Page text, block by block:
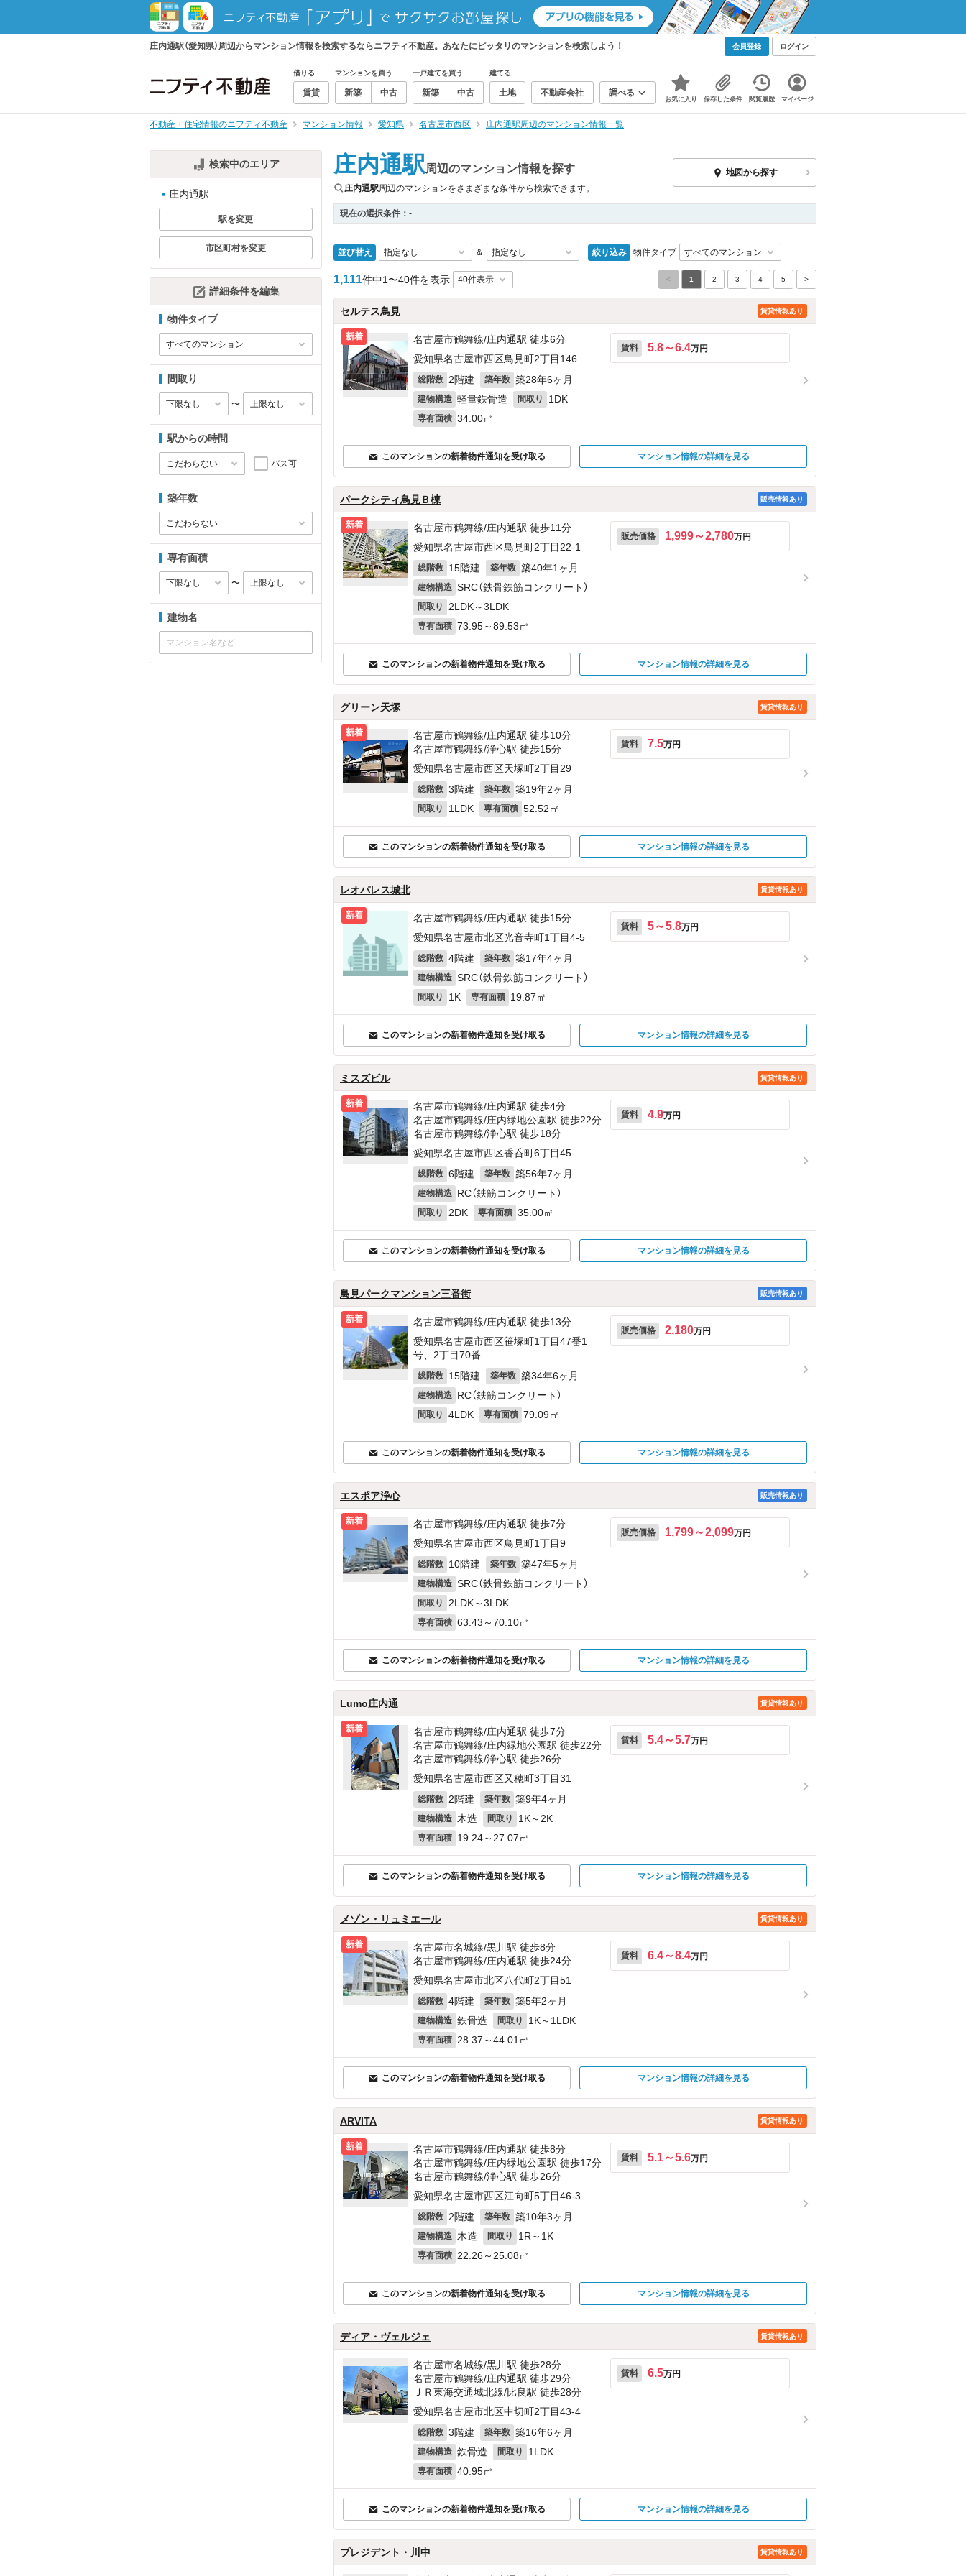
庄内通駅（愛知県）周辺からマンション情報を検索するならニフティ不動産。あなたにピッタリのマンションを検索しよう！ 会員登録 ログイン
借りる
賃貸
マンションを買う
新築 中古
一戸建てを買う
新築 中古
建てる
土地 不動産会社 調べる
お気に入り 保存した条件 閲覧履歴 マイページ
不動産・住宅情報のニフティ不動産 マンション情報 愛知県 名古屋市西区 庄内通駅周辺のマンション情報一覧
検索中のエリア
庄内通駅
駅を変更
市区町村を変更
詳細条件を編集
物件タイプ
間取り
〜
駅からの時間
バス可
築年数
専有面積
〜
建物名
庄内通駅周辺のマンション情報を探す
庄内通駅周辺のマンションをさまざまな条件から検索できます。
地図から探す
現在の選択条件： -
並び替え ＆ 絞り込み 物件タイプ
1,111件中1〜40件を表示 < 1 2 3 4 5 >
セルテス鳥見 賃貸情報あり
新着
名古屋市鶴舞線/庄内通駅 徒歩6分
愛知県名古屋市西区鳥見町2丁目146
総階数 2階建 築年数 築28年6ヶ月
建物構造 軽量鉄骨造 間取り 1DK
専有面積 34.00㎡
賃料 5.8～6.4万円
このマンションの新着物件通知を受け取る マンション情報の詳細を見る
パークシティ鳥見Ｂ棟 販売情報あり
新着
名古屋市鶴舞線/庄内通駅 徒歩11分
愛知県名古屋市西区鳥見町2丁目22‐1
総階数 15階建 築年数 築40年1ヶ月
建物構造 SRC（鉄骨鉄筋コンクリート）
間取り 2LDK～3LDK
専有面積 73.95～89.53㎡
販売価格 1,999～2,780万円
このマンションの新着物件通知を受け取る マンション情報の詳細を見る
グリーン天塚 賃貸情報あり
新着
名古屋市鶴舞線/庄内通駅 徒歩10分
名古屋市鶴舞線/浄心駅 徒歩15分
愛知県名古屋市西区天塚町2丁目29
総階数 3階建 築年数 築19年2ヶ月
間取り 1LDK 専有面積 52.52㎡
賃料 7.5万円
このマンションの新着物件通知を受け取る マンション情報の詳細を見る
レオパレス城北 賃貸情報あり
新着
名古屋市鶴舞線/庄内通駅 徒歩15分
愛知県名古屋市北区光音寺町1丁目4‐5
総階数 4階建 築年数 築17年4ヶ月
建物構造 SRC（鉄骨鉄筋コンクリート）
間取り 1K 専有面積 19.87㎡
賃料 5～5.8万円
このマンションの新着物件通知を受け取る マンション情報の詳細を見る
ミスズビル 賃貸情報あり
新着
名古屋市鶴舞線/庄内通駅 徒歩4分
名古屋市鶴舞線/庄内緑地公園駅 徒歩22分
名古屋市鶴舞線/浄心駅 徒歩18分
愛知県名古屋市西区香呑町6丁目45
総階数 6階建 築年数 築56年7ヶ月
建物構造 RC（鉄筋コンクリート）
間取り 2DK 専有面積 35.00㎡
賃料 4.9万円
このマンションの新着物件通知を受け取る マンション情報の詳細を見る
鳥見パークマンション三番街 販売情報あり
新着
名古屋市鶴舞線/庄内通駅 徒歩13分
愛知県名古屋市西区笹塚町1丁目47番1
号、2丁目70番
総階数 15階建 築年数 築34年6ヶ月
建物構造 RC（鉄筋コンクリート）
間取り 4LDK 専有面積 79.09㎡
販売価格 2,180万円
このマンションの新着物件通知を受け取る マンション情報の詳細を見る
エスポア浄心 販売情報あり
新着
名古屋市鶴舞線/庄内通駅 徒歩7分
愛知県名古屋市西区鳥見町1丁目9
総階数 10階建 築年数 築47年5ヶ月
建物構造 SRC（鉄骨鉄筋コンクリート）
間取り 2LDK～3LDK
専有面積 63.43～70.10㎡
販売価格 1,799～2,099万円
このマンションの新着物件通知を受け取る マンション情報の詳細を見る
Lumo庄内通 賃貸情報あり
新着
名古屋市鶴舞線/庄内通駅 徒歩7分
名古屋市鶴舞線/庄内緑地公園駅 徒歩22分
名古屋市鶴舞線/浄心駅 徒歩26分
愛知県名古屋市西区又穂町3丁目31
総階数 2階建 築年数 築9年4ヶ月
建物構造 木造 間取り 1K～2K
専有面積 19.24～27.07㎡
賃料 5.4～5.7万円
このマンションの新着物件通知を受け取る マンション情報の詳細を見る
メゾン・リュミエール 賃貸情報あり
新着
名古屋市名城線/黒川駅 徒歩8分
名古屋市鶴舞線/庄内通駅 徒歩24分
愛知県名古屋市北区八代町2丁目51
総階数 4階建 築年数 築5年2ヶ月
建物構造 鉄骨造 間取り 1K～1LDK
専有面積 28.37～44.01㎡
賃料 6.4～8.4万円
このマンションの新着物件通知を受け取る マンション情報の詳細を見る
ARVITA 賃貸情報あり
新着
名古屋市鶴舞線/庄内通駅 徒歩8分
名古屋市鶴舞線/庄内緑地公園駅 徒歩17分
名古屋市鶴舞線/浄心駅 徒歩26分
愛知県名古屋市西区江向町5丁目46‐3
総階数 2階建 築年数 築10年3ヶ月
建物構造 木造 間取り 1R～1K
専有面積 22.26～25.08㎡
賃料 5.1～5.6万円
このマンションの新着物件通知を受け取る マンション情報の詳細を見る
ディア・ヴェルジェ 賃貸情報あり
名古屋市名城線/黒川駅 徒歩28分
名古屋市鶴舞線/庄内通駅 徒歩29分
ＪＲ東海交通城北線/比良駅 徒歩28分
愛知県名古屋市北区中切町2丁目43‐4
総階数 3階建 築年数 築16年6ヶ月
建物構造 鉄骨造 間取り 1LDK
専有面積 40.95㎡
賃料 6.5万円
このマンションの新着物件通知を受け取る マンション情報の詳細を見る
プレジデント・川中 賃貸情報あり